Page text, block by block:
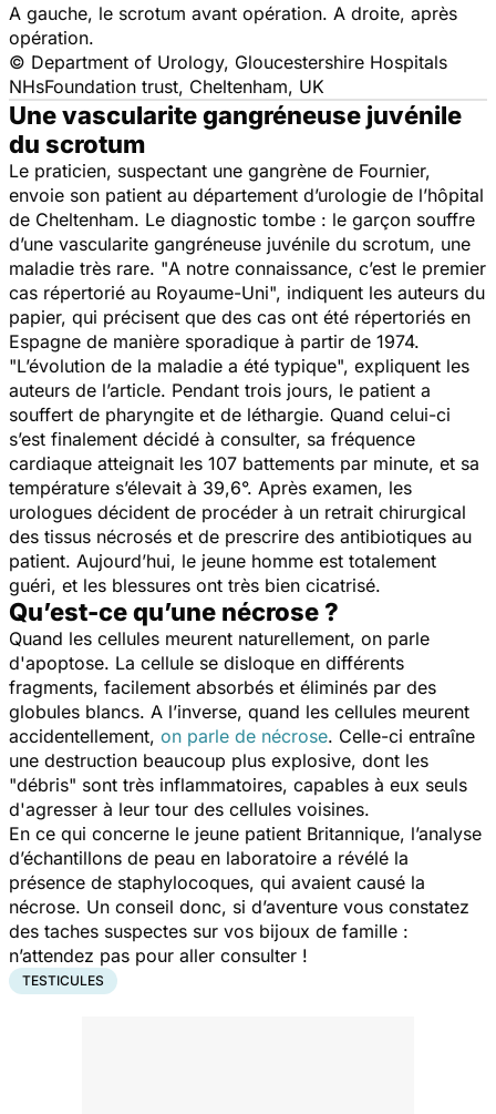
A gauche, le scrotum avant opération. A droite, après
opération.
© Department of Urology, Gloucestershire Hospitals
NHsFoundation trust, Cheltenham, UK
Une vascularite gangréneuse juvénile
du scrotum
Le praticien, suspectant une gangrène de Fournier,
envoie son patient au département d’urologie de l’hôpital
de Cheltenham. Le diagnostic tombe : le garçon souffre
d’une vascularite gangréneuse juvénile du scrotum, une
maladie très rare. "A notre connaissance, c’est le premier
cas répertorié au Royaume-Uni", indiquent les auteurs du
papier, qui précisent que des cas ont été répertoriés en
Espagne de manière sporadique à partir de 1974.
"L’évolution de la maladie a été typique", expliquent les
auteurs de l’article. Pendant trois jours, le patient a
souffert de pharyngite et de léthargie. Quand celui-ci
s’est finalement décidé à consulter, sa fréquence
cardiaque atteignait les 107 battements par minute, et sa
température s’élevait à 39,6°. Après examen, les
urologues décident de procéder à un retrait chirurgical
des tissus nécrosés et de prescrire des antibiotiques au
patient. Aujourd’hui, le jeune homme est totalement
guéri, et les blessures ont très bien cicatrisé.
Qu’est-ce qu’une nécrose ?
Quand les cellules meurent naturellement, on parle
d'apoptose. La cellule se disloque en différents
fragments, facilement absorbés et éliminés par des
globules blancs. A l’inverse, quand les cellules meurent
accidentellement, on parle de nécrose. Celle-ci entraîne
une destruction beaucoup plus explosive, dont les
"débris" sont très inflammatoires, capables à eux seuls
d'agresser à leur tour des cellules voisines.
En ce qui concerne le jeune patient Britannique, l’analyse
d’échantillons de peau en laboratoire a révélé la
présence de staphylocoques, qui avaient causé la
nécrose. Un conseil donc, si d’aventure vous constatez
des taches suspectes sur vos bijoux de famille :
n’attendez pas pour aller consulter !
TESTICULES